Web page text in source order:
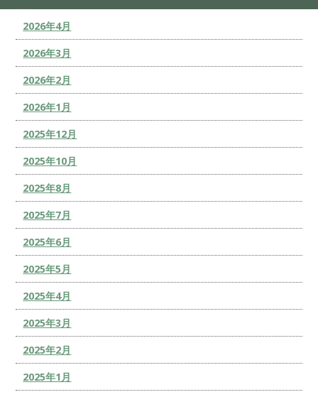
2026年4月
2026年3月
2026年2月
2026年1月
2025年12月
2025年10月
2025年8月
2025年7月
2025年6月
2025年5月
2025年4月
2025年3月
2025年2月
2025年1月